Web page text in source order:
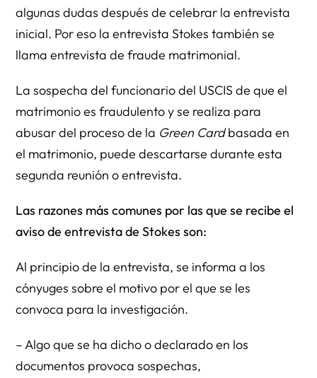
algunas dudas después de celebrar la entrevista
inicial. Por eso la entrevista Stokes también se
llama entrevista de fraude matrimonial.
La sospecha del funcionario del USCIS de que el
matrimonio es fraudulento y se realiza para
abusar del proceso de la Green Cardbasada en
el matrimonio, puede descartarse durante esta
segunda reunión o entrevista.
Las razones más comunes por las que se recibe el
aviso de entrevista de Stokes son:
Al principio de la entrevista, se informa a los
cónyuges sobre el motivo por el que se les
convoca para la investigación.
– Algo que se ha dicho o declarado en los
documentos provoca sospechas,